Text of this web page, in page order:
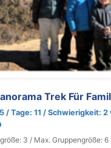
Trek Für
/ Tage: 11 / Schwierigkeit: 2
3 / Max. Gruppengröße: 6